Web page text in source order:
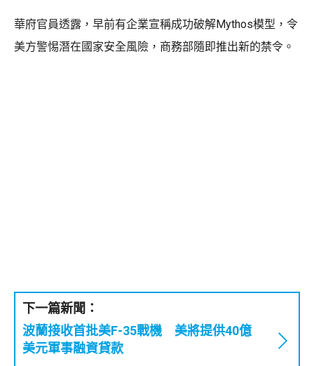
華府官員透露，早前有企業宣稱成功破解Mythos模型，令
美方警惕潛在國家安全風險，商務部隨即推出新的禁令。
下一篇新聞：
波蘭接收首批美F-35戰機 美將提供40億
美元軍事融資貸款